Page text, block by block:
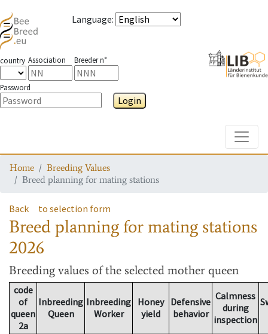
Language:
country Association Breeder n°
Password
Login
Home
Breeding Values
Breed planning for mating stations
Back to selection form
Breed planning for mating stations
2026
Breeding values of the selected mother queen
code
of
queen
2a
Inbreeding
Queen
Inbreeding
Worker
Honey
yield
Defensive
behavior
Calmness
during
inspection